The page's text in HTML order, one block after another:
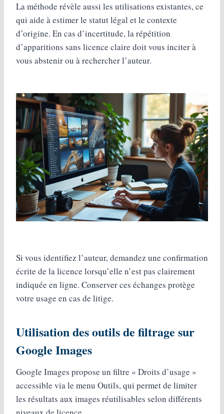
La méthode révèle aussi les utilisations existantes, ce
qui aide à estimer le statut légal et le contexte
d’origine. En cas d’incertitude, la répétition
d’apparitions sans licence claire doit vous inciter à
vous abstenir ou à rechercher l’auteur.
Si vous identifiez l’auteur, demandez une confirmation
écrite de la licence lorsqu’elle n’est pas clairement
indiquée en ligne. Conserver ces échanges protège
votre usage en cas de litige.
Utilisation des outils de filtrage sur
Google Images
Google Images propose un filtre « Droits d’usage »
accessible via le menu Outils, qui permet de limiter
les résultats aux images réutilisables selon différents